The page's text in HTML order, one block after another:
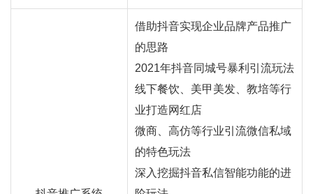
借助抖音实现企业品牌产品推广
的思路
2021年抖音同城号暴利引流玩法
线下餐饮、美甲美发、教培等行
业打造网红店
微商、高仿等行业引流微信私域
的特色玩法
深入挖掘抖音私信智能功能的进